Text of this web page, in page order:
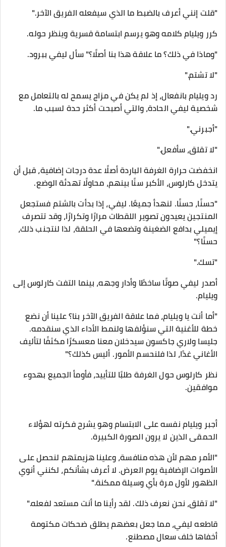
"قلت إنني أعرف بالضبط ما الذي سيفعله الفريق الآخر."
كرر ويليام كلامه وهو يرسم ابتسامة قسرية وينظر حوله.
"وماذا في ذلك؟ ما علاقة هذا بنا أصلًا؟" سأل ليفي ببرود.
"لا تشتم."
رد ويليام بانفعال، إذ لم يكن في مزاج يسمح له بالتعامل مع
شخصية ليفي الحادة، والتي أصبحت أكثر حدة لسبب ما.
"أجبرني."
"لا تقلق، سأفعل."
انخفضت حرارة الغرفة الباردة أصلًا عدة درجات إضافية، قبل أن
يتدخل كارلوس، الأكبر سنًا بينهم، محاولًا تهدئة الوضع.
"حسنًا، حسنًا. لنهدأ جميعًا. ليفي، إذا بدأت بالشتم فستجعل
المنتجين يعيدون تصوير اللقطات مرارًا وتكرارًا، وقد تتصرف
إيميلي بدافع الضغينة وتضعها في الحلقة، لذا لنتجنب ذلك،
حسنًا؟"
"تسك."
أصدر ليفي صوتًا ساخطًا وأدار وجهه، بينما التفت كارلوس إلى
ويليام.
"أما أنت يا ويليام، فما علاقة الفريق الآخر بنا؟ علينا أن نضع
خطة للأغنية التي سنؤلفها ولنمط الأداء الذي سنقدمه.
جليسا ولاري جاكسون سيدخلان معنا معسكرًا مكثفًا لتأليف
الأغاني غدًا، لذا فلنحسم الأمور. أليس كذلك؟"
نظر كارلوس حول الغرفة طلبًا للتأييد، فأومأ الجميع بهدوء
موافقين.
أجبر ويليام نفسه على الابتسام وهو يشرح فكرته لهؤلاء
الحمقى الذين لا يرون الصورة الكبيرة.
"الأمر مهم لأن هذه منافسة، وعلينا هزيمتهم لنحصل على
الأصوات الإضافية يوم العرض. لا أعرف بشأنكم، لكنني أنوي
الظهور لأول مرة بأي وسيلة ممكنة."
"لا تقلق، نحن نعرف ذلك. لقد رأينا ما أنت مستعد لفعله."
قاطعه ليفي، مما جعل بعضهم يطلق ضحكات مكتومة
أخفاها خلف سعال مصطنع.